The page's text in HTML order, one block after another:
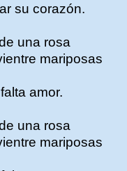
su corazón.
una rosa
mariposas
amor.
una rosa
mariposas